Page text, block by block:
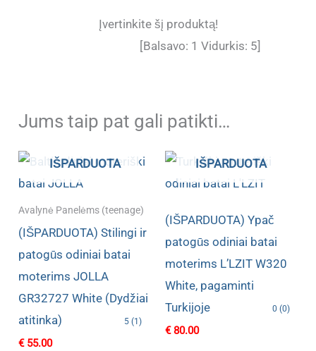
Įvertinkite šį produktą!
[Balsavo: 1 Vidurkis: 5]
Jums taip pat gali patikti…
IŠPARDUOTA
Avalynė Panelėms (teenage)
(IŠPARDUOTA) Stilingi ir
patogūs odiniai batai
moterims JOLLA
GR32727 White (Dydžiai
atitinka)
5 (1)
€55.00
IŠPARDUOTA
(IŠPARDUOTA) Ypač
patogūs odiniai batai
moterims L’LZIT W320
White, pagaminti
Turkijoje
0 (0)
€80.00